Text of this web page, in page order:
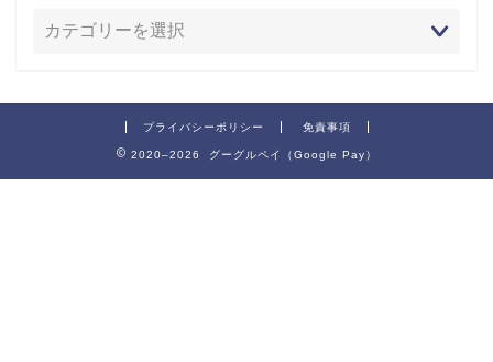
プライバシーポリシー 免責事項
2020–2026 グーグルペイ（Google Pay）